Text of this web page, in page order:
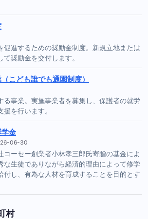
促進するための奨励金制度。新規立地または
奨励金を交付します。
こども誰でも通園制度）
る事業。実施事業者を募集し、保護者の就労
を行います。
金
06-30
コーセー創業者小林孝三郎氏寄贈の基金によ
な生徒でありながら経済的理由によって修学
付し、有為な人材を育成することを目的とす
村